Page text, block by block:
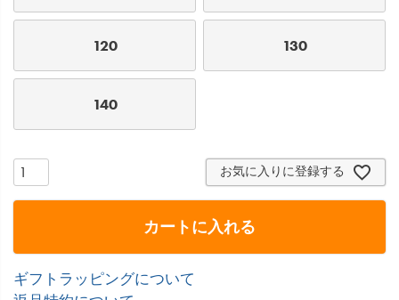
120 130
140
お気に入りに登録する
カートに入れる
ギフトラッピングについて